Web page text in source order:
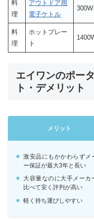
料
理
アウトドア用
電子ケトル
300W
料
理
ホットプレー
ト
エイワンのポー
ト・デメリット
メリット
激安品にもかかわらずメ
ー保証が最大3年と長い
大容量なのに大手メーカ
比べて安く評判が高い
軽く持ち運びしやすい